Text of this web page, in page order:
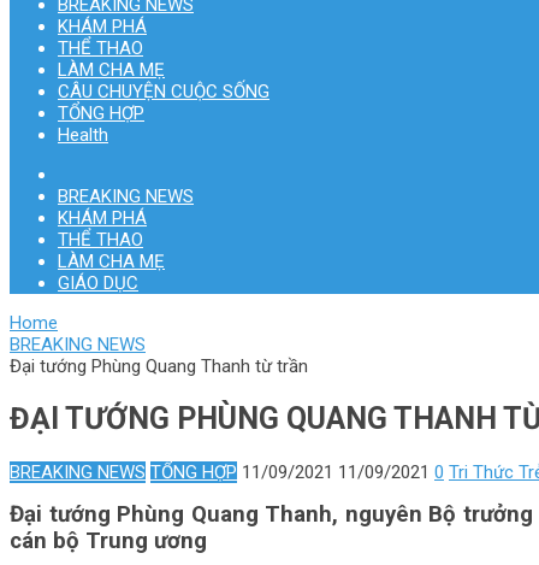
KHÁM PHÁ
THỂ THAO
LÀM CHA MẸ
CÂU CHUYỆN CUỘC SỐNG
TỔNG HỢP
Health
BREAKING NEWS
KHÁM PHÁ
THỂ THAO
LÀM CHA MẸ
GIÁO DỤC
Home
BREAKING NEWS
Đại tướng Phùng Quang Thanh từ trần
ĐẠI TƯỚNG PHÙNG QUANG THANH
BREAKING NEWS TỔNG HỢP 11/09/2021 11/09/2021 0 Tri Thức
Đại tướng Phùng Quang Thanh, nguyên Bộ
cán bộ Trung ương